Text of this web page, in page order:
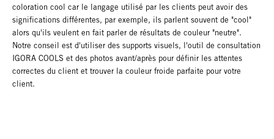
coloration cool car le langage utilisé par les clients peut avoir des
significations différentes, par exemple, ils parlent souvent de "cool"
alors qu'ils veulent en fait parler de résultats de couleur "neutre".
Notre conseil est d'utiliser des supports visuels, l'outil de consultation
IGORA COOLS et des photos avant/après pour définir les attentes
correctes du client et trouver la couleur froide parfaite pour votre
client.